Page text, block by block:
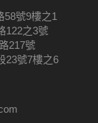
58號9樓之1
122之3號
217號
23號7樓之6